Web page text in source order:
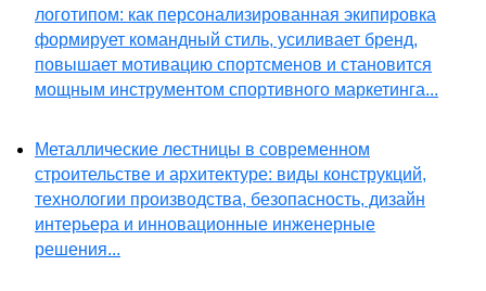
логотипом: как персонализированная экипировка
формирует командный стиль, усиливает бренд,
повышает мотивацию спортсменов и становится
мощным инструментом спортивного маркетинга...
Металлические лестницы в современном
строительстве и архитектуре: виды конструкций,
технологии производства, безопасность, дизайн
интерьера и инновационные инженерные
решения...